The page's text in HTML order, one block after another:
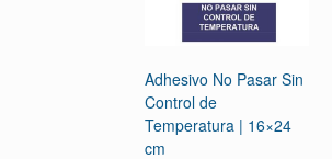
Adhesivo No Pasar Sin
Control de
Temperatura | 16×24
cm